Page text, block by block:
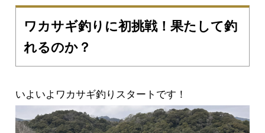
ワカサギ釣りに初挑戦！果たして釣
れるのか？
いよいよワカサギ釣りスタートです！